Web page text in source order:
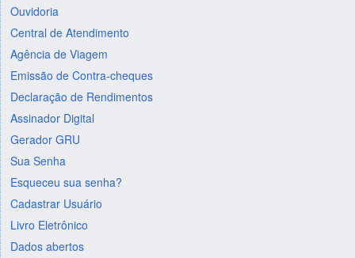
Ouvidoria
Central de Atendimento
Agência de Viagem
Emissão de Contra-cheques
Declaração de Rendimentos
Assinador Digital
Gerador GRU
Sua Senha
Esqueceu sua senha?
Cadastrar Usuário
Livro Eletrônico
Dados abertos